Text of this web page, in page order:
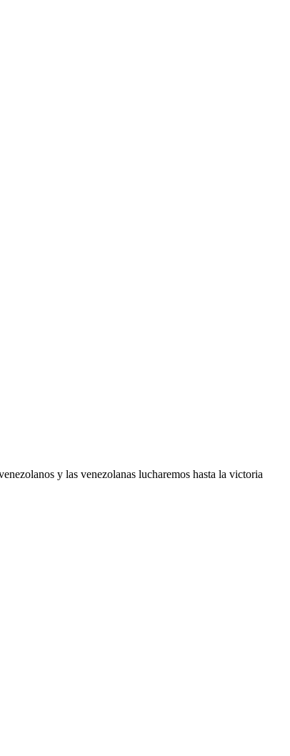
y las venezolanas lucharemos hasta la victoria